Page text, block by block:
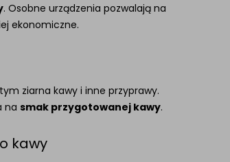
. Osobne urządzenia pozwalają na
ekonomiczne.
ziarna kawy i inne przyprawy.
nasmak przygotowanej kawy.
kawy